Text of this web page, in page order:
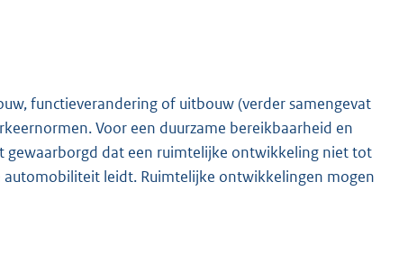
functieverandering of uitbouw (verder samengevat
Voor een duurzame bereikbaarheid en
gewaarborgd dat een ruimtelijke ontwikkeling niet tot
leidt. Ruimtelijke ontwikkelingen mogen